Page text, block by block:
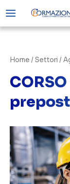
contenuto
Home / Settori /